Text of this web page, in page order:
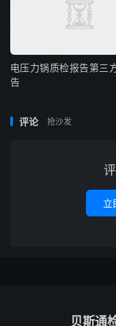
电压力锅质检报告第三
告
评论 抢沙发
立
贝斯通